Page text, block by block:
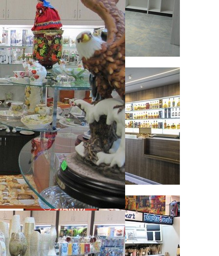
Стеллажи серии «Элит»
Стеллажи серии «Престиж»